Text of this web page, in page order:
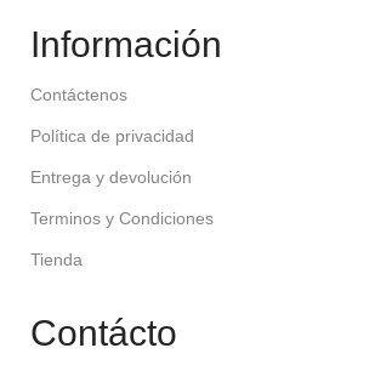
Información
Contáctenos
Política de privacidad
Entrega y devolución
Terminos y Condiciones
Tienda
Contácto